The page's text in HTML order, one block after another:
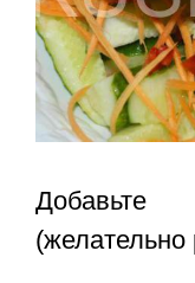
Добавьте